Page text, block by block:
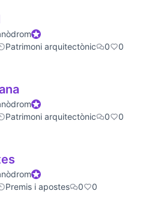
Official participant
Patrimoni arquitectònic 0 0
Official participant
Patrimoni arquitectònic 0 0
Official participant
Premis i apostes 0 0